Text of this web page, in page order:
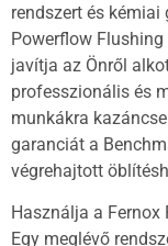
rendszert és
Powerflow
javítja az Önről
professzionális és
munkákra
garanciát a
végrehajtott
Használja a
Egy meglévő